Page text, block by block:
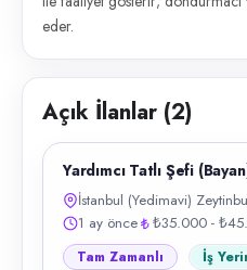
eder.
Açık İlanlar (2)
Yardımcı Tatlı Şefi
İstanbul (Yedimavi)
1 ay önce
₺35.000 -
Tam Zamanlı İş